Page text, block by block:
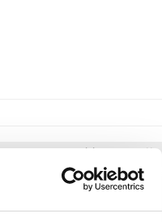
Vinkkejä sinulle